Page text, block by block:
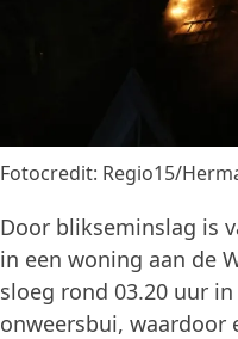
Fotocredit: Regio15/
Door blikseminslag is
in een woning aan de
sloeg rond 03.20 uur
onweersbui, waardoor